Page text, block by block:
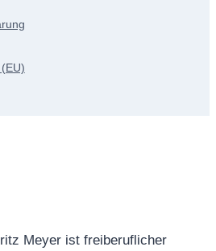
Meyer ist freiberuflicher